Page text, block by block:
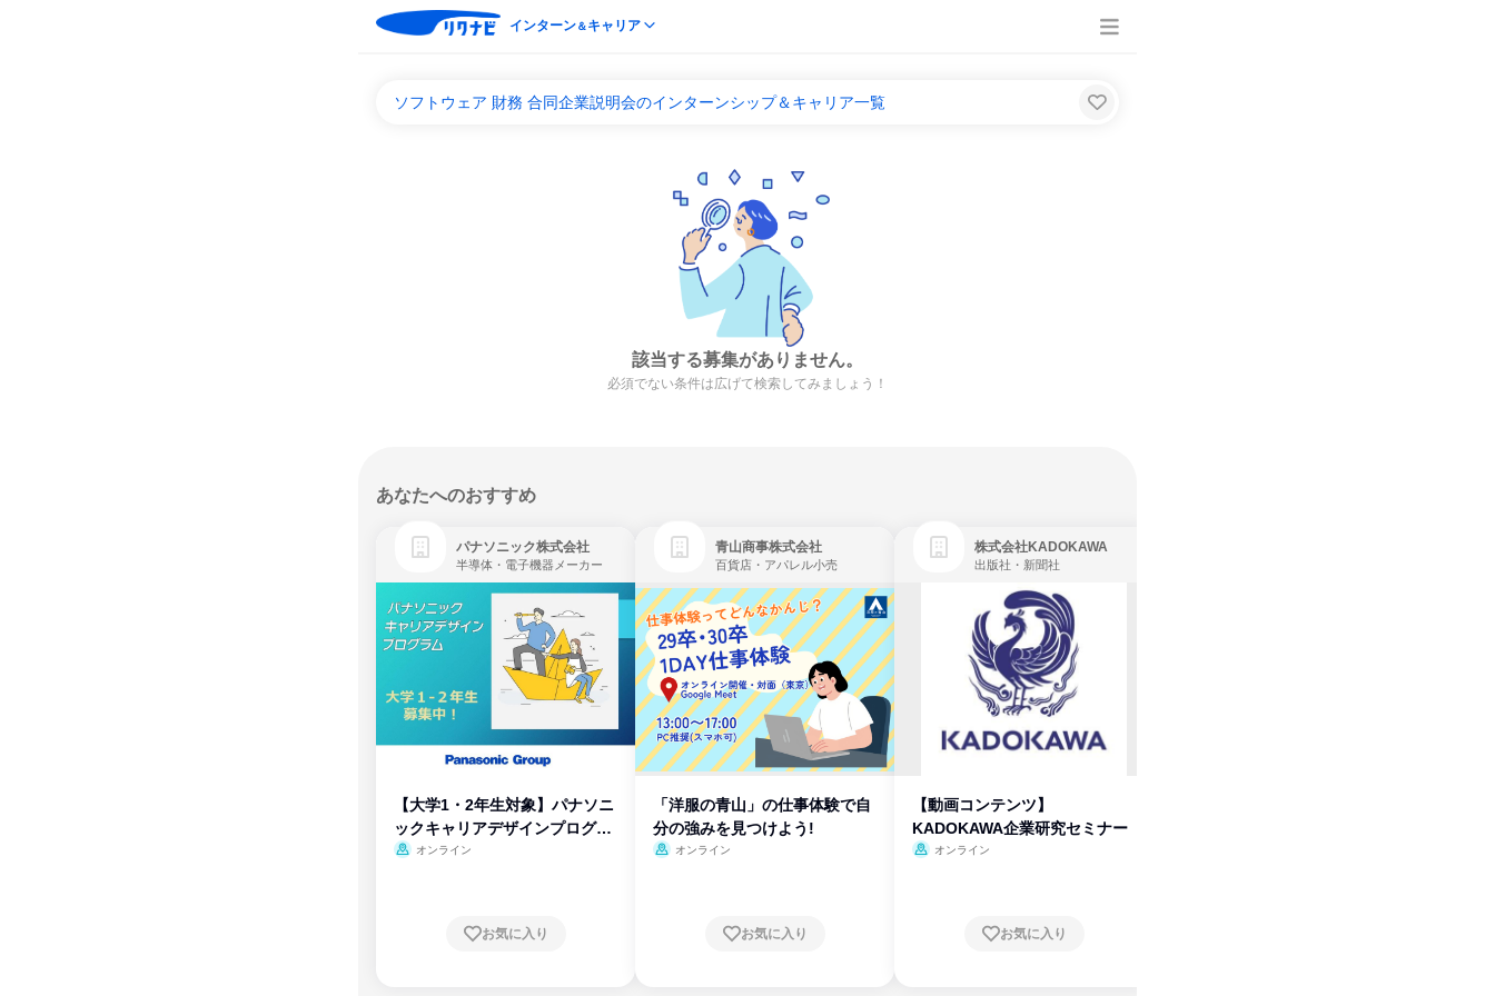
インターン＆キャリア
ソフトウェア 財務 合同企業説明会のインターンシップ＆キャリア一覧
該当する募集がありません。
必須でない条件は広げて検索してみましょう！
あなたへのおすすめ
パナソニック株式会社
半導体・電子機器メーカー
【大学1・2年生対象】パナソニ
ックキャリアデザインプログラ
ム
オンライン
お気に入り
青山商事株式会社
百貨店・アパレル小売
「洋服の青山」の仕事体験で自
分の強みを見つけよう!
オンライン
お気に入り
株式会社KADOKAWA
出版社・新聞社
【動画コンテンツ】
KADOKAWA企業研究セミナー
オンライン
お気に入り